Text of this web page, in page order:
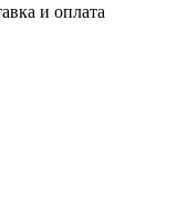
и оплата